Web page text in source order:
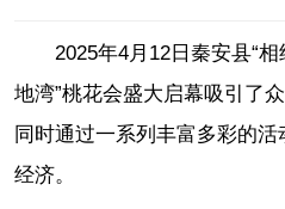
2025年4月12日秦安县“
地湾”桃花会盛大启幕吸引了
同时通过一系列丰富多彩的
经济。